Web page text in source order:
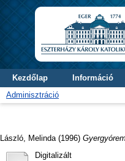
Kezdőlap Információ
Adminisztráció
László, Melinda (1996)
Digitalizált